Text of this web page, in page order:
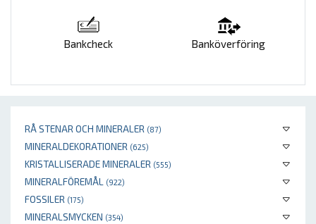
RÅ STENAR OCH MINERALER (87)
MINERALDEKORATIONER (625)
KRISTALLISERADE MINERALER (555)
MINERALFÖREMÅL (922)
FOSSILER (175)
MINERALSMYCKEN (354)
Bankcheck Banköverföring